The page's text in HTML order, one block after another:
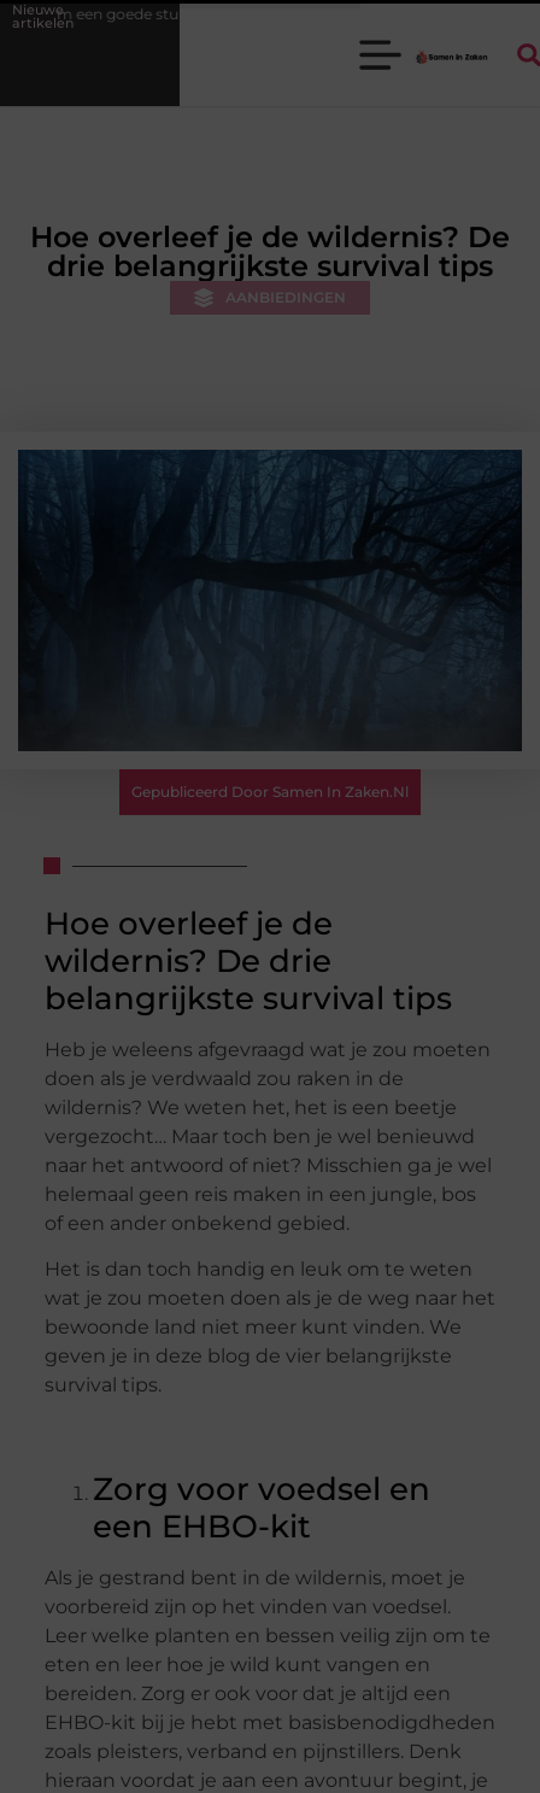
Nieuwe
artikelen het werk van de stukadoor makkelijker maakt
Hoe overleef je de wildernis? De
drie belangrijkste survival tips
AANBIEDINGEN
Gepubliceerd Door Samen In Zaken.nl
Hoe overleef je de
wildernis? De drie
belangrijkste survival tips
Heb je weleens afgevraagd wat je zou moeten
doen als je verdwaald zou raken in de
wildernis? We weten het, het is een beetje
vergezocht… Maar toch ben je wel benieuwd
naar het antwoord of niet? Misschien ga je wel
helemaal geen reis maken in een jungle, bos
of een ander onbekend gebied.
Het is dan toch handig en leuk om te weten
wat je zou moeten doen als je de weg naar het
bewoonde land niet meer kunt vinden. We
geven je in deze blog de vier belangrijkste
survival tips.
Zorg voor voedsel en
een EHBO-kit
Als je gestrand bent in de wildernis, moet je
voorbereid zijn op het vinden van voedsel.
Leer welke planten en bessen veilig zijn om te
eten en leer hoe je wild kunt vangen en
bereiden. Zorg er ook voor dat je altijd een
EHBO-kit bij je hebt met basisbenodigdheden
zoals pleisters, verband en pijnstillers. Denk
hieraan voordat je aan een avontuur begint, je